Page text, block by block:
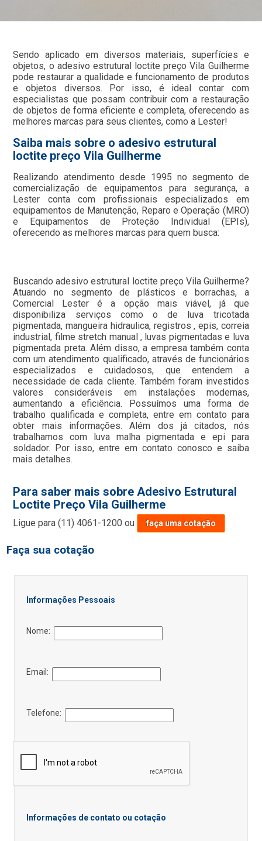
Sendo aplicado em diversos materiais, superfícies e
objetos, o adesivo estrutural loctite preço Vila Guilherme
pode restaurar a qualidade e funcionamento de produtos
e objetos diversos. Por isso, é ideal contar com
especialistas que possam contribuir com a restauração
de objetos de forma eficiente e completa, oferecendo as
melhores marcas para seus clientes, como a Lester!
Saiba mais sobre o adesivo estrutural
loctite preço Vila Guilherme
Realizando atendimento desde 1995 no segmento de
comercialização de equipamentos para segurança, a
Lester conta com profissionais especializados em
equipamentos de Manutenção, Reparo e Operação (MRO)
e Equipamentos de Proteção Individual (EPIs),
oferecendo as melhores marcas para quem busca:
Buscando adesivo estrutural loctite preço Vila Guilherme?
Atuando no segmento de plásticos e borrachas, a
Comercial Lester é a opção mais viável, já que
disponibiliza serviços como o de luva tricotada
pigmentada, mangueira hidraulica, registros , epis, correia
industrial, filme stretch manual , luvas pigmentadas e luva
pigmentada preta. Além disso, a empresa também conta
com um atendimento qualificado, através de funcionários
especializados e cuidadosos, que entendem a
necessidade de cada cliente. Também foram investidos
valores consideráveis em instalações modernas,
aumentando a eficiência. Possuímos uma forma de
trabalho qualificada e completa, entre em contato para
obter mais informações. Além dos já citados, nós
trabalhamos com luva malha pigmentada e epi para
soldador. Por isso, entre em contato conosco e saiba
mais detalhes.
Para saber mais sobre Adesivo Estrutural
Loctite Preço Vila Guilherme
Ligue para(11) 4061-1200 ou faça uma cotação
Faça sua cotação
Informações Pessoais
Nome:
Email:
Telefone:
Informações de contato ou cotação